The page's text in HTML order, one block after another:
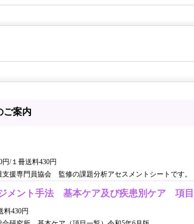
ご案内
/１冊送料430円
援専門員協会 監修の課題分析アセスメントシートです。
メント手法 基本ケア及び疾患別ケア 項
料430円